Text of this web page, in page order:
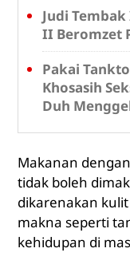
Judi
II Beromzet
Pakai
Khosasih
Duh
Makanan
tidak boleh
dikarenakan
makna seperti
kehidupan di